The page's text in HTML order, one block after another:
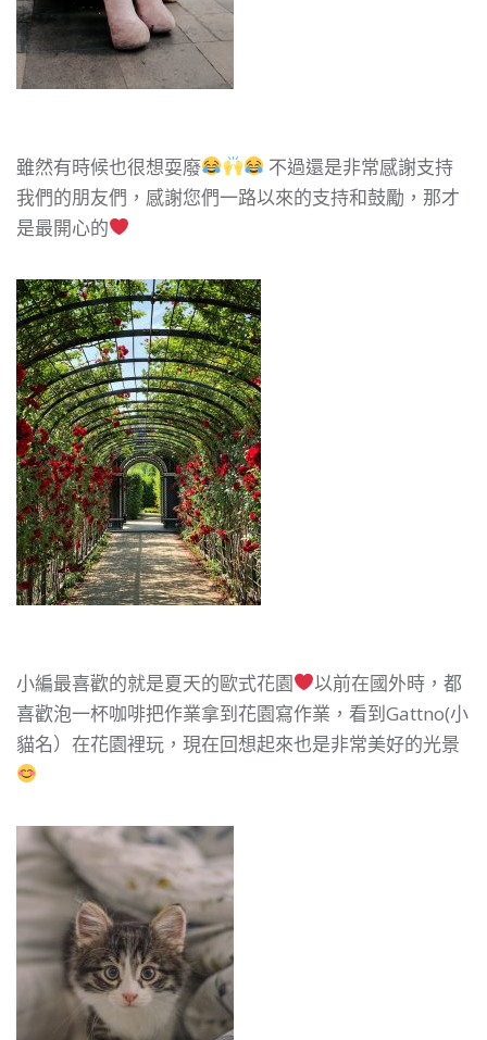
雖然有時候也很想耍廢
不過還是非常感謝支持
我們的朋友們，感謝您們一路以來的支持和鼓勵，那才
是最開心的
小編最喜歡的就是夏天的歐式花園
以前在國外時，都
喜歡泡一杯咖啡把作業拿到花園寫作業，看到Gattno(小
貓名）在花園裡玩，現在回想起來也是非常美好的光景